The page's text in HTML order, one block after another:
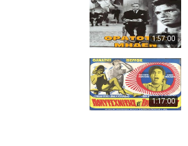
1:57:00
1:17:00